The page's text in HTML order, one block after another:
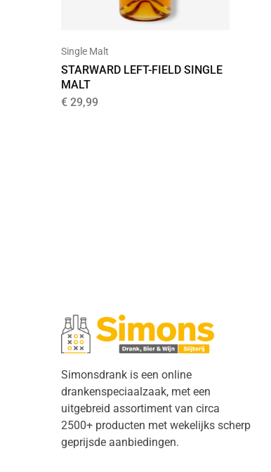
Single Malt
STARWARD LEFT-FIELD SINGLE
MALT
€ 29,99
Simonsdrank is een online
drankenspeciaalzaak, met een
uitgebreid assortiment van circa
2500+ producten met wekelijks scherp
geprijsde aanbiedingen.